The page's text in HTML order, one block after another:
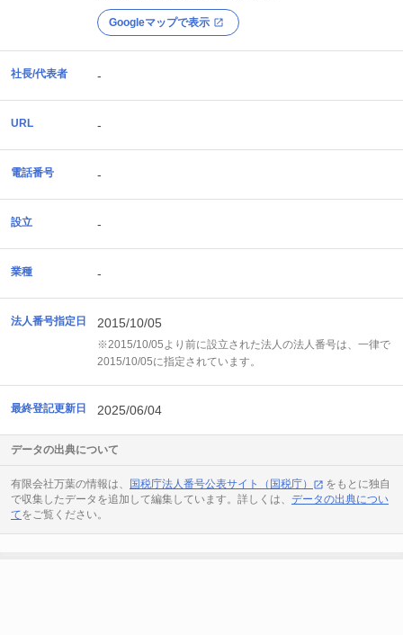
Googleマップで表示
社長/代表者 -
URL -
電話番号 -
設立 -
業種 -
法人番号指定日 2015/10/05
※2015/10/05より前に設立された法人の法人番号は、一律で
2015/10/05に指定されています。
最終登記更新日 2025/06/04
データの出典について
有限会社万葉の情報は、 国税庁法人番号公表サイト（国税庁）
をもとに独自
で収集したデータを追加して編集しています。詳しくは、 データの出典につい
てをご覧ください。